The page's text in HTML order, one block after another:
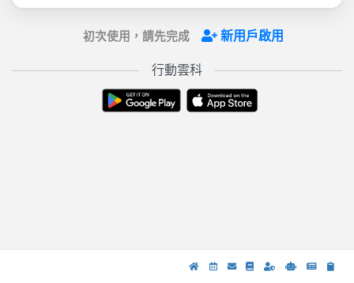
初次使用，請先完成 新用戶啟用
行動雲科